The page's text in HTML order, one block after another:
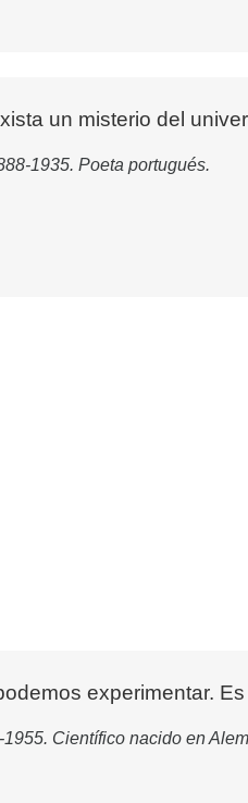
un misterio del
1935. Poeta portugués.
experimentar.
1955. Científico nacido en